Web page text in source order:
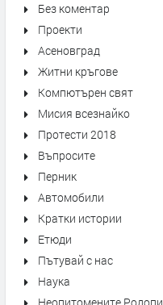
Без коментар
Проекти
Асеновград
Житни кръгове
Компютърен свят
Мисия всезнайко
Протести 2018
Въпросите
Перник
Автомобили
Кратки истории
Етюди
Пътувай с нас
Наука